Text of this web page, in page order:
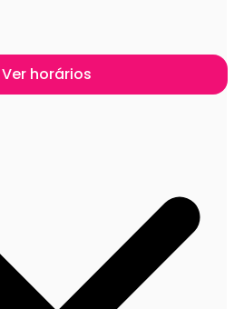
Ver horários